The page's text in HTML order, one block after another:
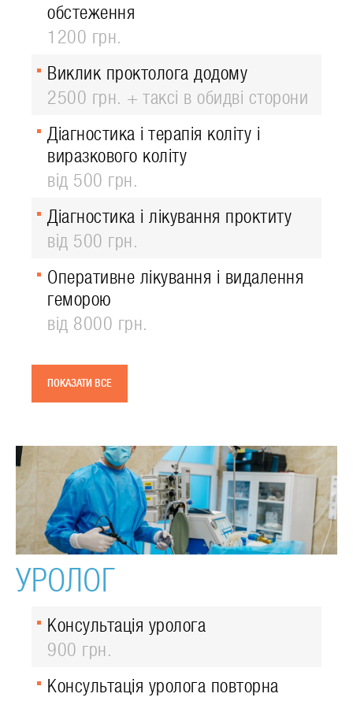
обстеження
1200 грн.
Виклик проктолога додому
2500 грн. + таксі в обидві сторони
Діагностика і терапія коліту і
виразкового коліту
від 500 грн.
Діагностика і лікування проктиту
від 500 грн.
Оперативне лікування і видалення
геморою
від 8000 грн.
ПОКАЗАТИ ВСЕ
УРОЛОГ
Консультація уролога
900 грн.
Консультація уролога повторна